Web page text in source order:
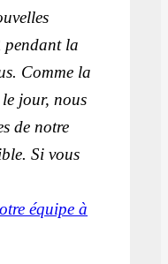
pendant la
Comme la
jour, nous
de notre
Si vous
équipe à